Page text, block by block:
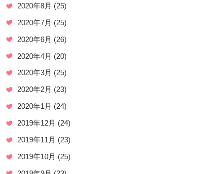
2020年8月 (25)
2020年7月 (25)
2020年6月 (26)
2020年4月 (20)
2020年3月 (25)
2020年2月 (23)
2020年1月 (24)
2019年12月 (24)
2019年11月 (23)
2019年10月 (25)